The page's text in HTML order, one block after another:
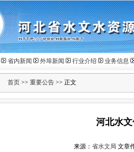
省内新闻 外埠新闻 行业介绍 业务信息
首页 >> 重要公告 >> 正文
河北水
来源： 省水文局 文章